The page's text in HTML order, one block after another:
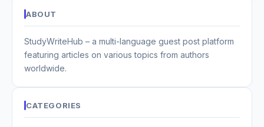
ABOUT
StudyWriteHub – a multi-language guest post platform
featuring articles on various topics from authors
worldwide.
CATEGORIES